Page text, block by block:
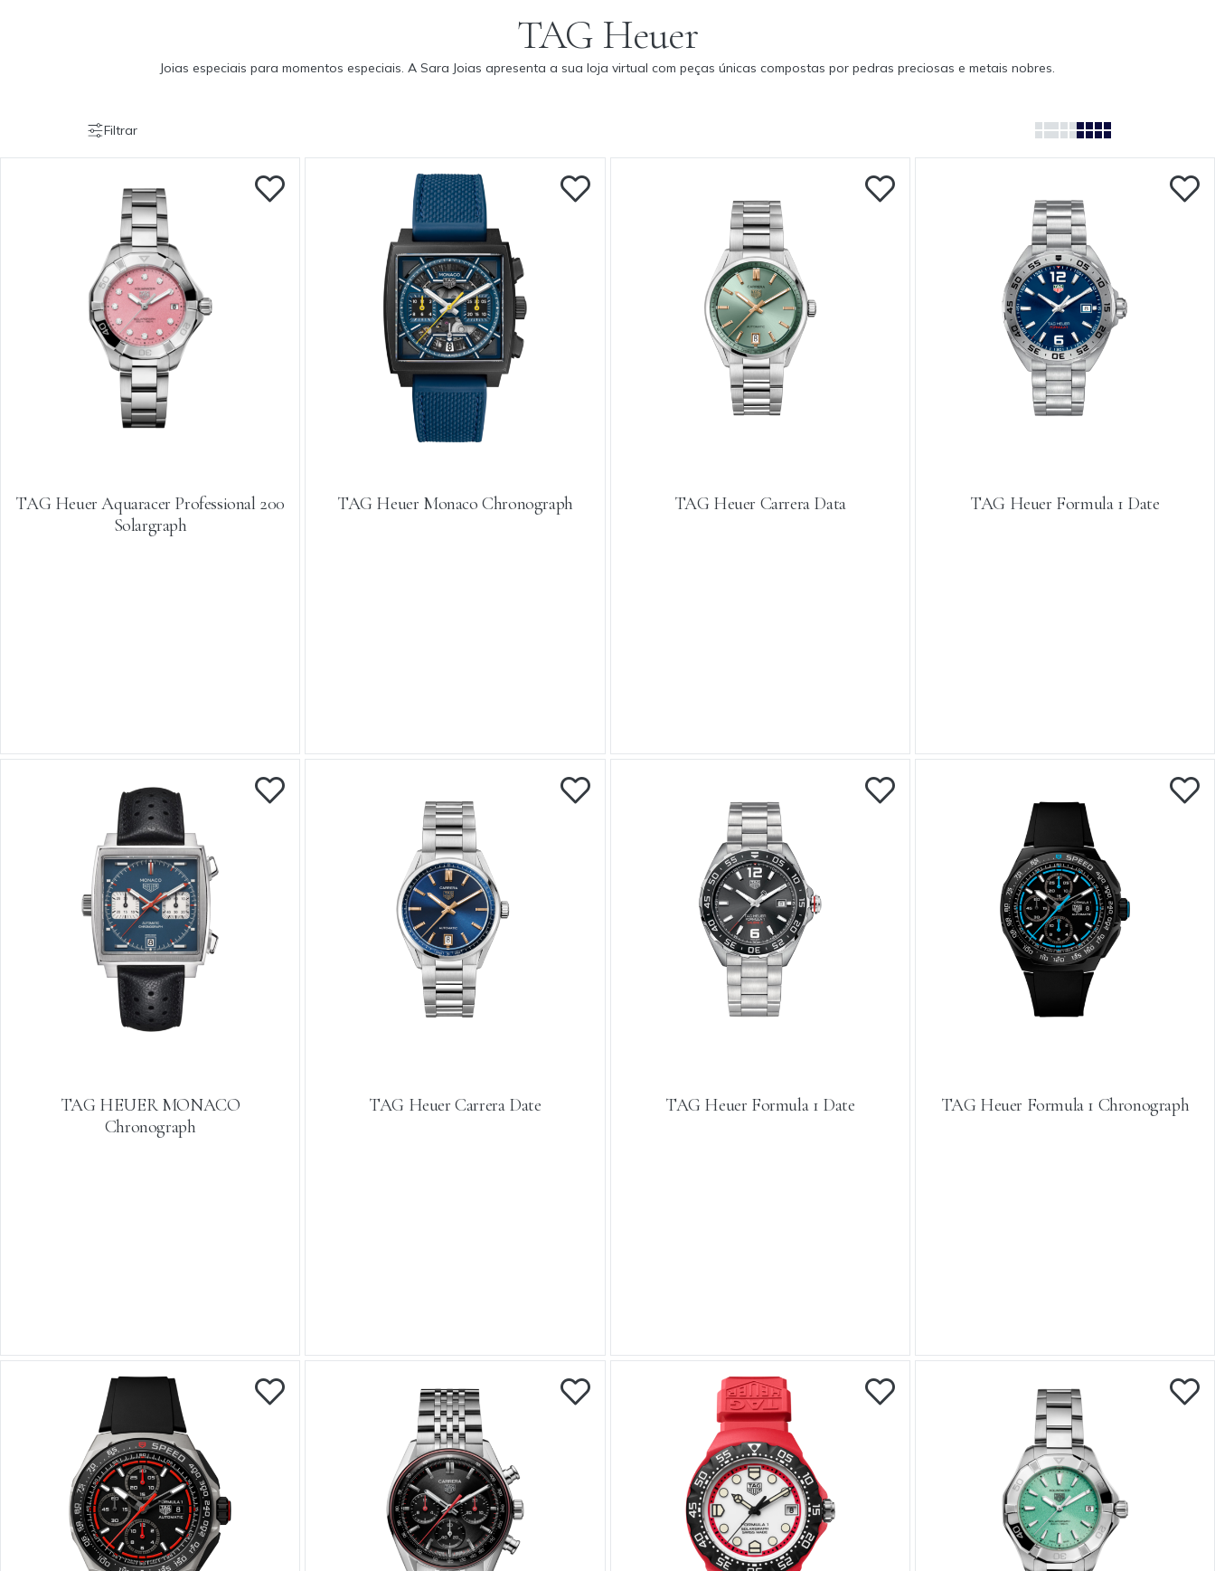
TAG Heuer
Joias especiais para momentos especiais. A Sara Joias apresenta a sua loja virtual com peças únicas compostas por pedras preciosas e metais nobres.
Filtrar
TAG Heuer Aquaracer Professional 200
Solargraph
TAG Heuer Monaco Chronograph TAG Heuer Carrera Data TAG Heuer Formula 1 Date
TAG HEUER MONACO
Chronograph
TAG Heuer Carrera Date TAG Heuer Formula 1 Date TAG Heuer Formula 1 Chronograph